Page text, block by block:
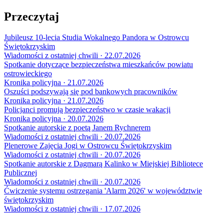
Przeczytaj
Jubileusz 10-lecia Studia Wokalnego Pandora w Ostrowcu
Świętokrzyskim
Wiadomości z ostatniej chwili · 22.07.2026
Spotkanie dotyczące bezpieczeństwa mieszkańców powiatu
ostrowieckiego
Kronika policyjna · 21.07.2026
Oszuści podszywają się pod bankowych pracowników
Kronika policyjna · 21.07.2026
Policjanci promują bezpieczeństwo w czasie wakacji
Kronika policyjna · 20.07.2026
Spotkanie autorskie z poetą Janem Rychnerem
Wiadomości z ostatniej chwili · 20.07.2026
Plenerowe Zajęcia Jogi w Ostrowcu Świętokrzyskim
Wiadomości z ostatniej chwili · 20.07.2026
Spotkanie autorskie z Dagmarą Kalinko w Miejskiej Bibliotece
Publicznej
Wiadomości z ostatniej chwili · 20.07.2026
Ćwiczenie systemu ostrzegania 'Alarm 2026' w województwie
świętokrzyskim
Wiadomości z ostatniej chwili · 17.07.2026